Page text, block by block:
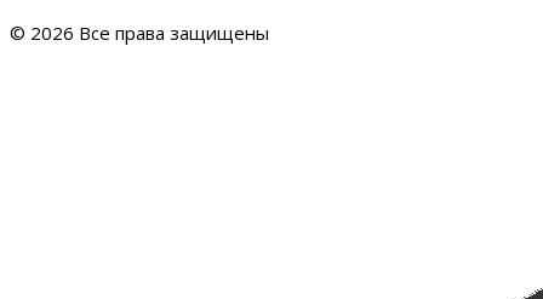
© 2026 Все права защищены